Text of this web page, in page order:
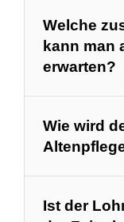
Welche
kann man
erwarten?
Wie wird
Ist der